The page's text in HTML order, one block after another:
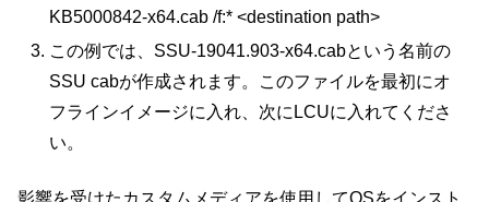
KB5000842-x64.cab /f:* <destination path>
この例では、SSU-19041.903-x64.cabという名前の
SSU cabが作成されます。このファイルを最初にオ
フラインイメージに入れ、次にLCUに入れてくださ
い。
影響を受けたカスタムメディアを使用してOSをインスト